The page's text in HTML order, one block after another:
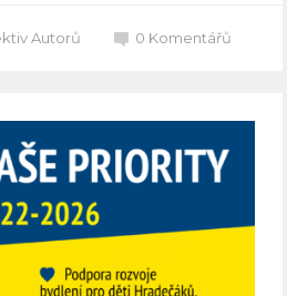
Autorů 0 Komentářů